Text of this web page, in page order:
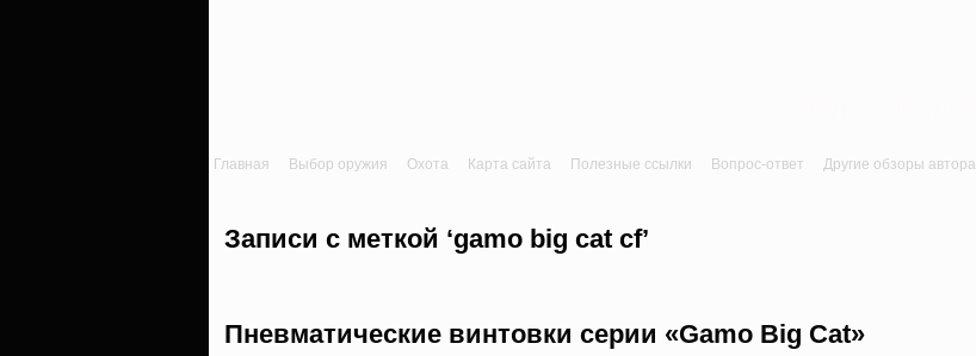
Главная Выбор оружия Охота Карта сайта Полезные ссылки Вопрос-ответ Другие обзоры автора
Записи с меткой ‘gamo big cat cf’
Пневматические винтовки серии «Gamo Big Cat»